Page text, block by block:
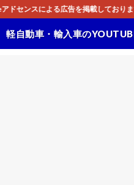
ております。
軽自動車・輸入車の